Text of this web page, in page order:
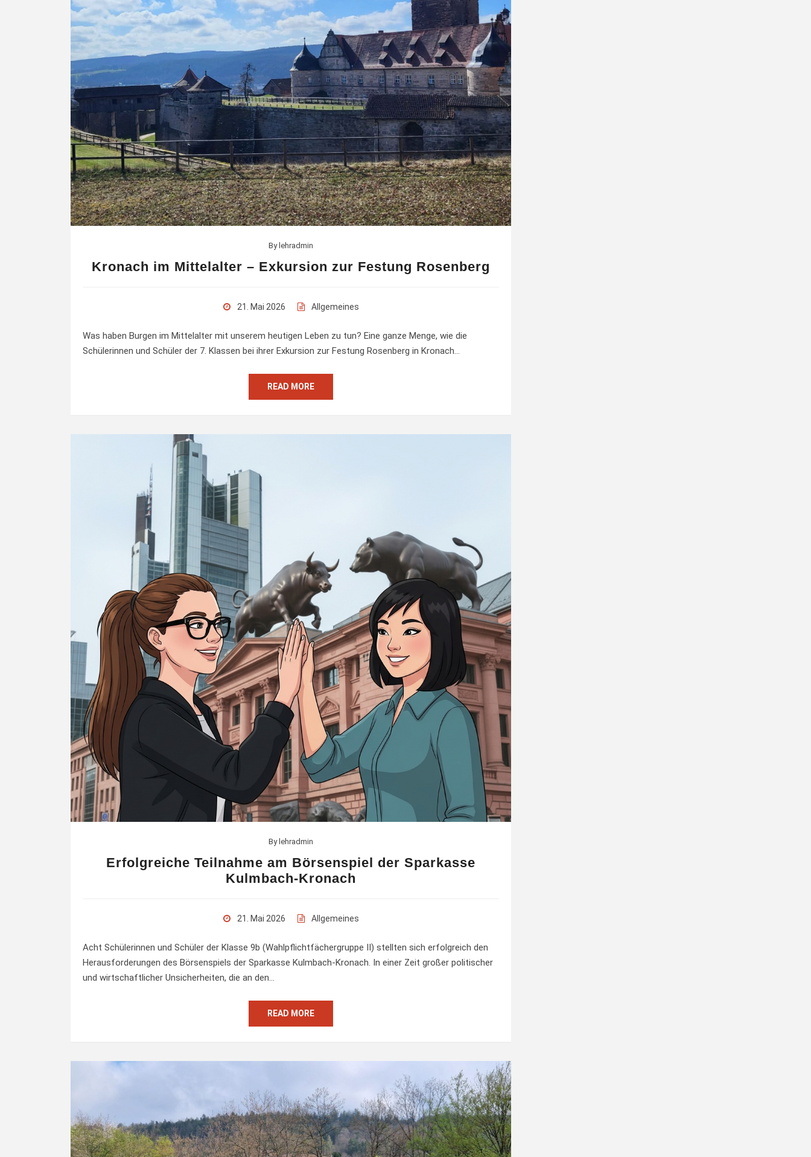
Bylehradmin
Kronach im Mittelalter – Exkursion zur Festung Rosenberg
21. Mai 2026 Allgemeines
Was haben Burgen im Mittelalter mit unserem heutigen Leben zu tun? Eine ganze Menge, wie die
Schülerinnen und Schüler der 7. Klassen bei ihrer Exkursion zur Festung Rosenberg in Kronach…
READ MORE
Bylehradmin
Erfolgreiche Teilnahme am Börsenspiel der Sparkasse
Kulmbach-Kronach
21. Mai 2026 Allgemeines
Acht Schülerinnen und Schüler der Klasse 9b (Wahlpflichtfächergruppe II) stellten sich erfolgreich den
Herausforderungen des Börsenspiels der Sparkasse Kulmbach-Kronach. In einer Zeit großer politischer
und wirtschaftlicher Unsicherheiten, die an den…
READ MORE